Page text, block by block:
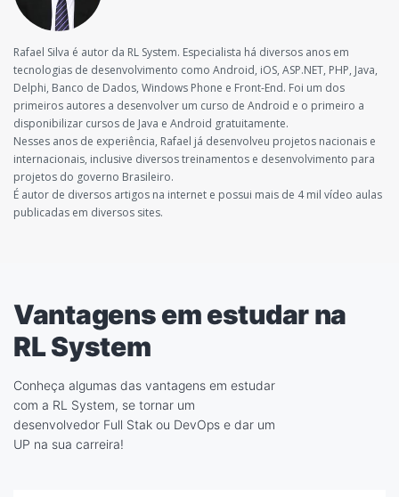
Rafael Silva é autor da RL System. Especialista há diversos anos em
tecnologias de desenvolvimento como Android, iOS, ASP.NET, PHP, Java,
Delphi, Banco de Dados, Windows Phone e Front-End. Foi um dos
primeiros autores a desenvolver um curso de Android e o primeiro a
disponibilizar cursos de Java e Android gratuitamente.
Nesses anos de experiência, Rafael já desenvolveu projetos nacionais e
internacionais, inclusive diversos treinamentos e desenvolvimento para
projetos do governo Brasileiro.
É autor de diversos artigos na internet e possui mais de 4 mil vídeo aulas
publicadas em diversos sites.
Vantagens em estudar na
RL System
Conheça algumas das vantagens em estudar
com a RL System, se tornar um
desenvolvedor Full Stak ou DevOps e dar um
UP na sua carreira!